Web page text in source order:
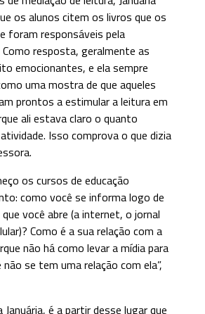
os alunos citem os livros que os
foram responsáveis pela
resposta, geralmente as
emocionantes, e ela sempre
uma mostra de que aqueles
prontos a estimular a leitura em
ali estava claro o quanto
Isso comprova o que dizia
os cursos de educação
como você se informa logo de
você abre (a internet, o jornal
Como é a sua relação com a
não há como levar a mídia para
se tem uma relação com ela”,
é a partir desse lugar que